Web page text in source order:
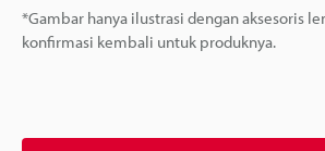
*Gambar hanya ilustrasi dengan aksesoris
konfirmasi kembali untuk produknya.